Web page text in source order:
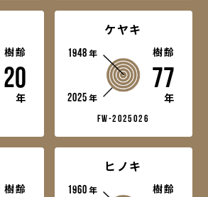
樹齢
20
年
ケヤキ
1948年
2025年
樹齢
77
年
fw-2025026
樹齢
ヒノキ
1960年 樹齢